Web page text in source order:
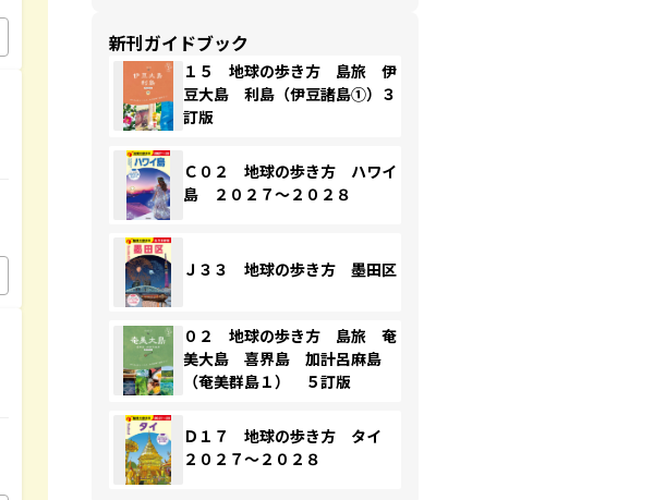
新刊ガイドブック
１５ 地球の歩き方 島旅 伊
豆大島 利島（伊豆諸島①）３
訂版
Ｃ０２ 地球の歩き方 ハワイ
島 ２０２７～２０２８
Ｊ３３ 地球の歩き方 墨田区
０２ 地球の歩き方 島旅 奄
美大島 喜界島 加計呂麻島
（奄美群島１） ５訂版
Ｄ１７ 地球の歩き方 タイ
２０２７～２０２８